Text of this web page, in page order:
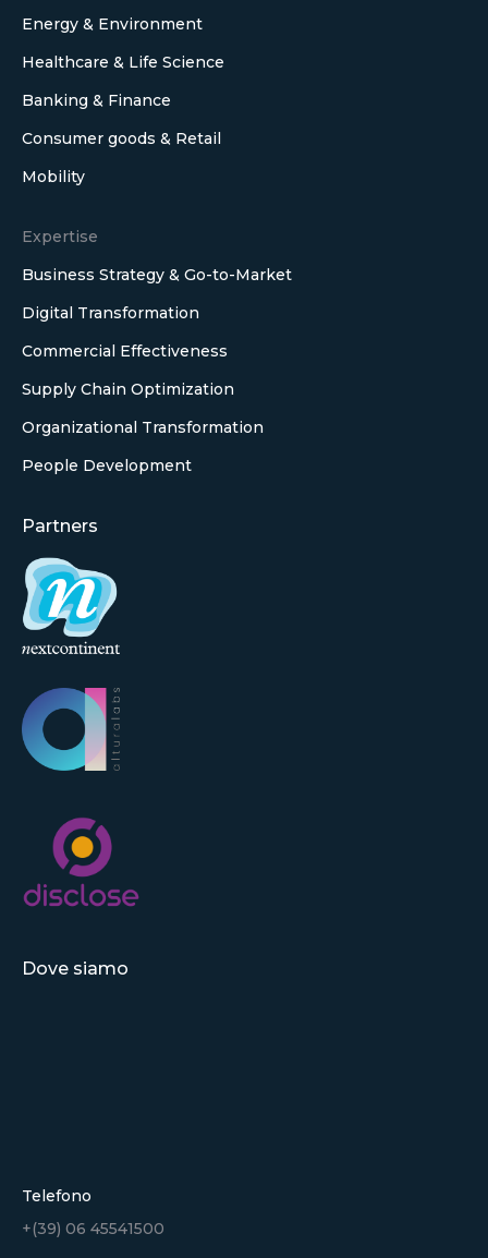
Energy & Environment
Healthcare & Life Science
Banking & Finance
Consumer goods & Retail
Mobility
Expertise
Business Strategy & Go-to-Market
Digital Transformation
Commercial Effectiveness
Supply Chain Optimization
Organizational Transformation
People Development
Partners
Dove siamo
Telefono
+(39) 06 45541500